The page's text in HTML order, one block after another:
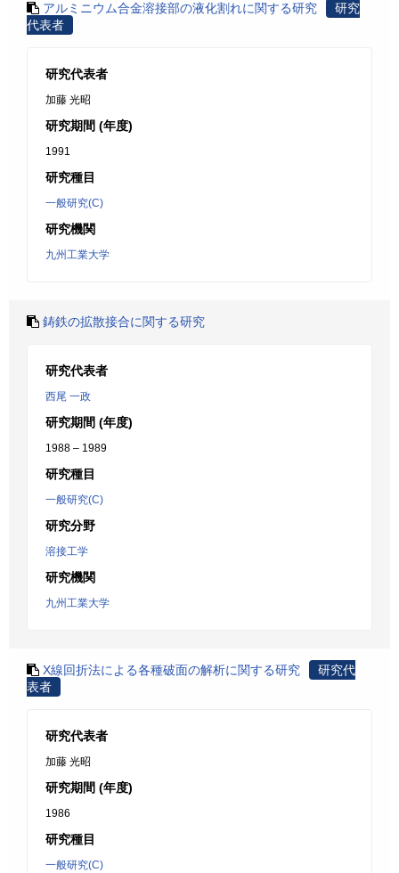
アルミニウム合金溶接部の液化割れに関する研究
研究
代表者
研究代表者
加藤 光昭
研究期間 (年度)
1991
研究種目
一般研究(C)
研究機関
九州工業大学
鋳鉄の拡散接合に関する研究
研究代表者
西尾 一政
研究期間 (年度)
1988 – 1989
研究種目
一般研究(C)
研究分野
溶接工学
研究機関
九州工業大学
X線回折法による各種破面の解析に関する研究
研究代
表者
研究代表者
加藤 光昭
研究期間 (年度)
1986
研究種目
一般研究(C)